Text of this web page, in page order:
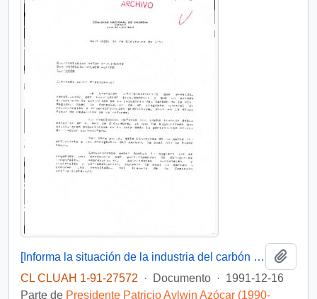
[Informa la situación de la industria del carbón de la VIII Región]
CL CLUAH 1-91-27572
· Documento · 1991-12-16
Parte de Presidente Patricio Aylwin Azócar (1990-